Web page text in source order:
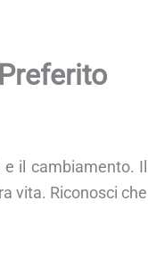
il cambiamento. Il
vita. Riconosci che